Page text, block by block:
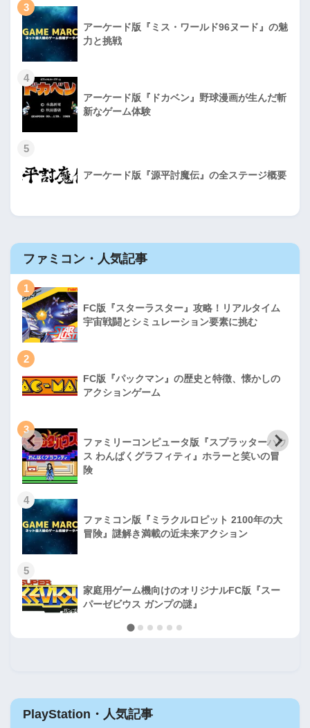
3
アーケード版『ミス・ワールド96ヌード』の魅
力と挑戦
4
アーケード版『ドカベン』野球漫画が生んだ斬
新なゲーム体験
5
アーケード版『源平討魔伝』の全ステージ概要
ファミコン・人気記事
1
FC版『スターラスター』攻略！リアルタイム
宇宙戦闘とシミュレーション要素に挑む
2
FC版『パックマン』の歴史と特徴、懐かしの
アクションゲーム
3
ファミリーコンピュータ版『スプラッターハウ
ス わんぱくグラフィティ』ホラーと笑いの冒
険
4
ファミコン版『ミラクルロピット 2100年の大
冒険』謎解き満載の近未来アクション
5
家庭用ゲーム機向けのオリジナルFC版『スー
パーゼビウス ガンプの謎』
PlayStation・人気記事